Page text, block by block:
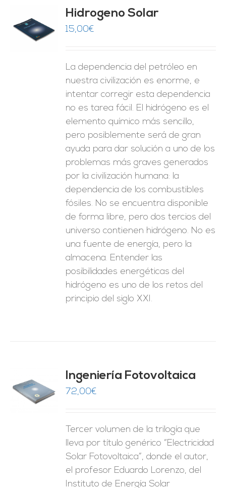
Hidrogeno Solar
15,00€
La dependencia del petróleo en
nuestra civilización es enorme, e
intentar corregir esta dependencia
no es tarea fácil. El hidrógeno es el
elemento químico más sencillo,
pero posiblemente será de gran
ayuda para dar solución a uno de los
problemas más graves generados
por la civilización humana: la
dependencia de los combustibles
fósiles. No se encuentra disponible
de forma libre, pero dos tercios del
universo contienen hidrógeno. No es
una fuente de energía, pero la
almacena. Entender las
posibilidades energéticas del
hidrógeno es uno de los retos del
principio del siglo XXI.
Ingeniería Fotovoltaica
72,00€
Tercer volumen de la trilogía que
lleva por título genérico “Electricidad
Solar Fotovoltaica”, donde el autor,
el profesor Eduardo Lorenzo, del
Instituto de Energía Solar